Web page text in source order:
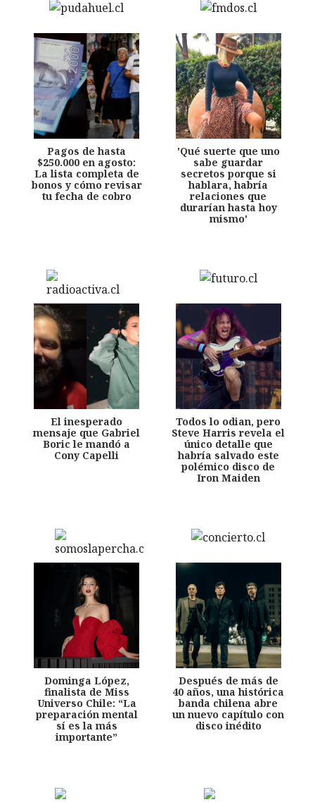
Pagos de hasta
$250.000 en agosto:
La lista completa de
bonos y cómo revisar
tu fecha de cobro
'Qué suerte que uno
sabe guardar
secretos porque si
hablara, habría
relaciones que
durarían hasta hoy
mismo'
El inesperado
mensaje que Gabriel
Boric le mandó a
Cony Capelli
Todos lo odian, pero
Steve Harris revela el
único detalle que
habría salvado este
polémico disco de
Iron Maiden
Dominga López,
finalista de Miss
Universo Chile: “La
preparación mental
sí es la más
importante”
Después de más de
40 años, una histórica
banda chilena abre
un nuevo capítulo con
disco inédito